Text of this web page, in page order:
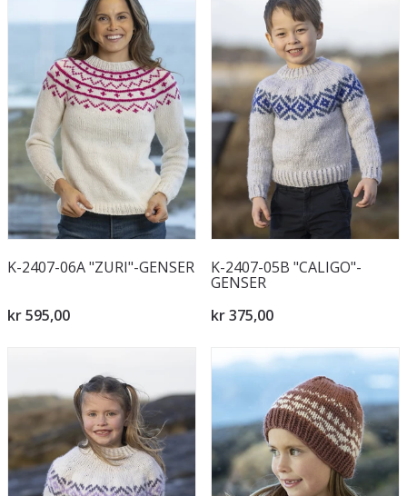
K-2407-06A "ZURI"-GENSER
kr 595,00
K-2407-05B "CALIGO"-
GENSER
kr 375,00